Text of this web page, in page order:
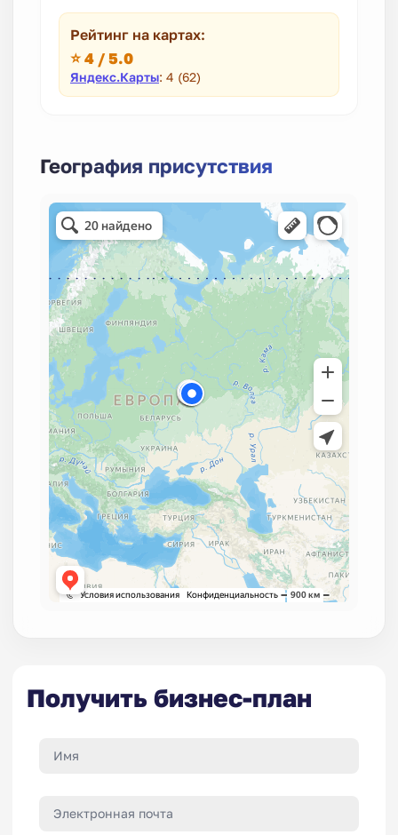
Рейтинг на картах:
⭐ 4 / 5.0
Яндекс.Карты: 4 (62)
География присутствия
Получить бизнес-план